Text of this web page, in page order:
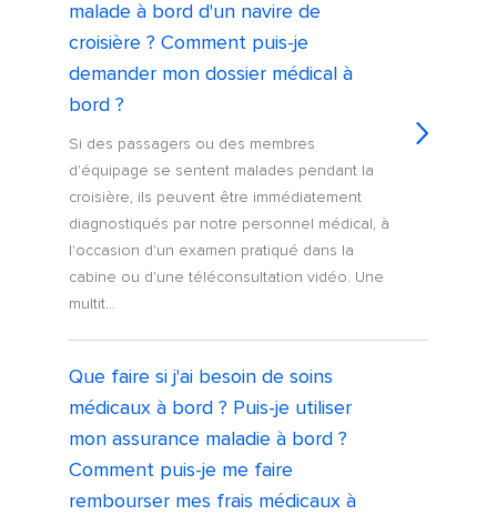
malade à bord d'un navire de
croisière ? Comment puis-je
demander mon dossier médical à
bord ?
Si des passagers ou des membres
d'équipage se sentent malades pendant la
croisière, ils peuvent être immédiatement
diagnostiqués par notre personnel médical, à
l'occasion d'un examen pratiqué dans la
cabine ou d'une téléconsultation vidéo. Une
multit...
Que faire si j'ai besoin de soins
médicaux à bord ? Puis-je utiliser
mon assurance maladie à bord ?
Comment puis-je me faire
rembourser mes frais médicaux à